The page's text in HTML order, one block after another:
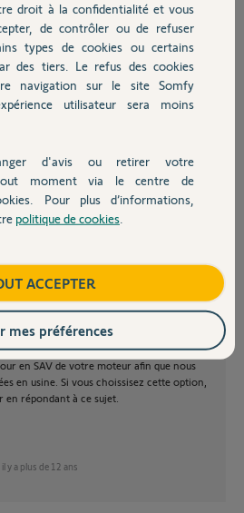
informer que les butées ne sont pas
pièces détachées.
résoudre ce souci :
de faire une remise à zéro de votre
apprentissage (voir notice).
les butées SOMFY (réf : 2400486) que vous
Surface de Bricolage ou sur des sites de
en SAV de votre moteur afin que nous
en usine. Si vous choissisez cette option,
en répondant à ce sujet.
il y a plus de 12 ans
droit à la confidentialité et vous
de contrôler ou de refuser
types de cookies ou certains
des tiers. Le refus des cookies
navigation sur le site Somfy
utilisateur sera moins
d'avis ou retirer votre
moment via le centre de
Pour plus d’informations,
politique de cookies
ACCEPTER
mes préférences